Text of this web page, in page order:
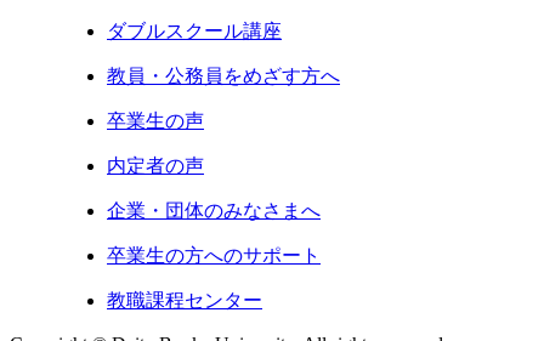
ダブルスクール講座
教員・公務員をめざす方へ
卒業生の声
内定者の声
企業・団体のみなさまへ
卒業生の方へのサポート
教職課程センター